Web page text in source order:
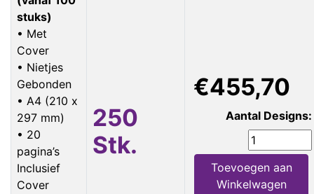
stuks)
• Met
Cover
• Nietjes
Gebonden
• A4 (210 x
297 mm)
• 20
pagina’s
Inclusief
Cover
250
Stk.
€455,70
Aantal Designs:
Toevoegen aan
Winkelwagen